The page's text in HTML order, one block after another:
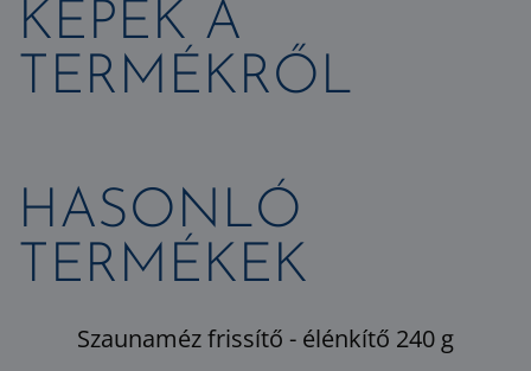
KÉPEK A
TERMÉKRŐL
HASONLÓ
TERMÉKEK
Szaunaméz frissítő - élénkítő 240 g